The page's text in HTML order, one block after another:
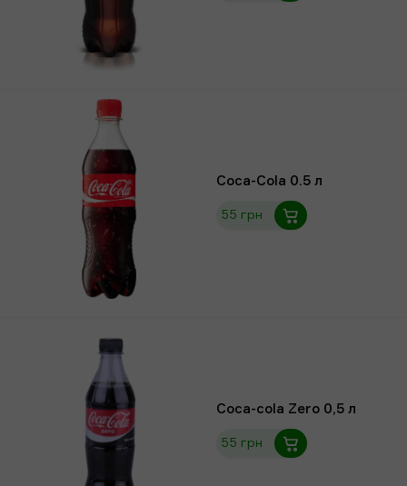
Coca-Cola 0.5 л
55 грн
Coca-cola Zero 0,5 л
55 грн